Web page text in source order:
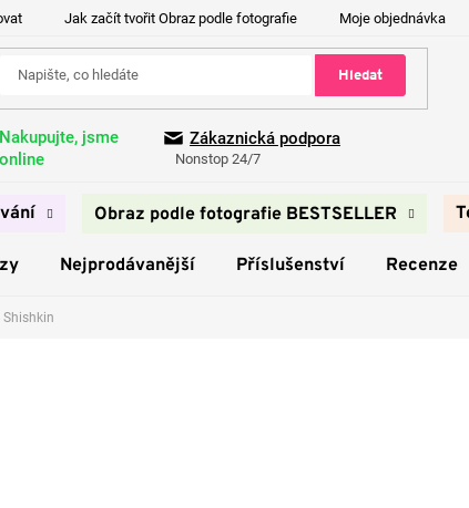
Jak začít tvořit Obraz podle fotografie Moje objednávka
Hledat
Nakupujte, jsme
online
Zákaznická podpora
Nonstop 24/7
Obraz podle fotografie BESTSELLER
Nejprodávanější Příslušenství Recenze
Shishkin